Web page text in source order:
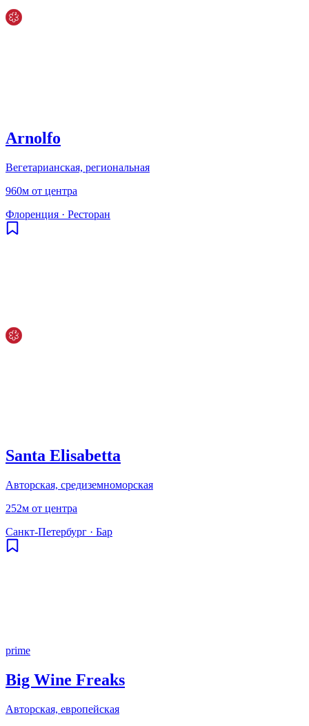
Arnolfo
Вегетарианская, региональная
960м от центра
Флоренция · Ресторан
Santa Elisabetta
Авторская, средиземноморская
252м от центра
Санкт-Петербург · Бар
prime
Big Wine Freaks
Авторская, европейская